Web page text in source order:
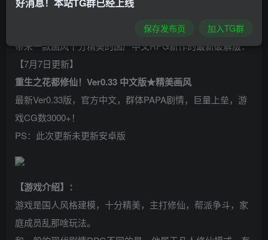
带来一款画风十分精美的国产中文RPG新作的最新破解版：
【7月7日更新】
重生之花都修仙！Ver0.33 中文版★精美画风
最新Ver0.33版，官方中文，群体PAPA剧情，巨量上垒，游
戏CG数3000+！
PS：此次更新未更新安卓版
【游戏介绍】：
游戏是国人风格建模，十分精美，主打修仙，帮派争斗，家
庭成员乱那啥玩法。
保存发布页 加入TG群